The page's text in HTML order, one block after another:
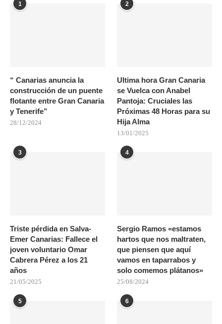
1
“ Canarias anuncia la
construcción de un puente
flotante entre Gran Canaria
y Tenerife”
28/12/2024
2
Ultima hora Gran Canaria
se Vuelca con Anabel
Pantoja: Cruciales las
Próximas 48 Horas para su
Hija Alma
13/01/2025
3
Triste pérdida en Salva-
Emer Canarias: Fallece el
joven voluntario Omar
Cabrera Pérez a los 21
años
21/05/2025
4
Sergio Ramos «estamos
hartos que nos maltraten,
que piensen que aquí
vamos en taparrabos y
solo comemos plátanos»
25/08/2024
5 6